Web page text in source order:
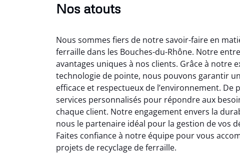
Nos atouts
Nous sommes fiers de notre savoir-faire en
ferraille dans les Bouches-du-Rhône. Notre
avantages uniques à nos clients. Grâce à notre
technologie de pointe, nous pouvons garantir
efficace et respectueux de l’environnement. De
services personnalisés pour répondre aux
chaque client. Notre engagement envers la
nous le partenaire idéal pour la gestion de vos
Faites confiance à notre équipe pour vous
projets de recyclage de ferraille.